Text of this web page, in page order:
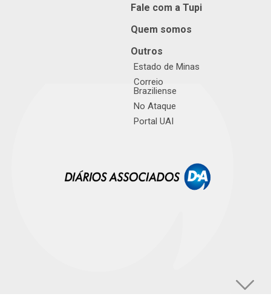
Fale com a Tupi
Quem somos
Outros
Estado de Minas
Correio
Braziliense
No Ataque
Portal UAI